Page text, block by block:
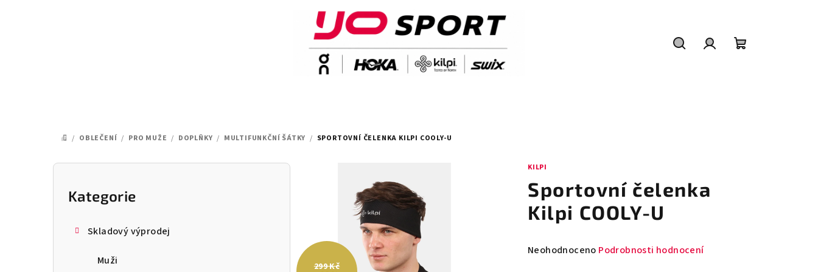
DOMŮ
/ OBLEČENÍ / PRO MUŽE / DOPLŇKY / MULTIFUNKČNÍ ŠÁTKY / SPORTOVNÍ ČELENKA KILPI COOLY-U
P
Přeskočit
kategorie
Kategorie
Skladový výprodej
Muži
KILPI
Sportovní čelenka
Kilpi COOLY-U
Průměrné
Neohodnoceno Podrobnosti hodnocení
299 Kč